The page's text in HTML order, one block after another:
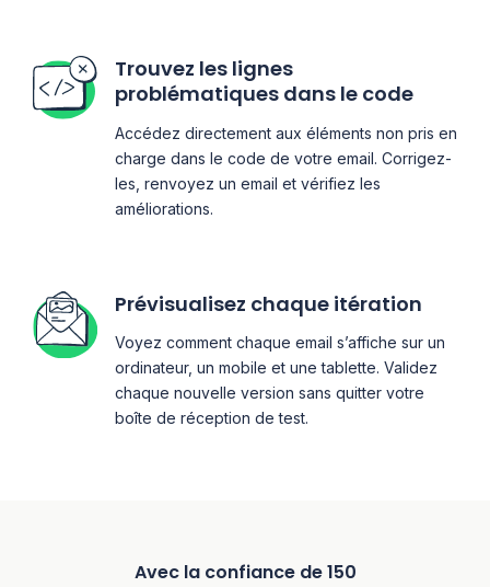
Trouvez les lignes
problématiques dans le code
Accédez directement aux éléments non pris en
charge dans le code de votre email. Corrigez-
les, renvoyez un email et vérifiez les
améliorations.
Prévisualisez chaque itération
Voyez comment chaque email s’affiche sur un
ordinateur, un mobile et une tablette. Validez
chaque nouvelle version sans quitter votre
boîte de réception de test.
Avec la confiance de 150